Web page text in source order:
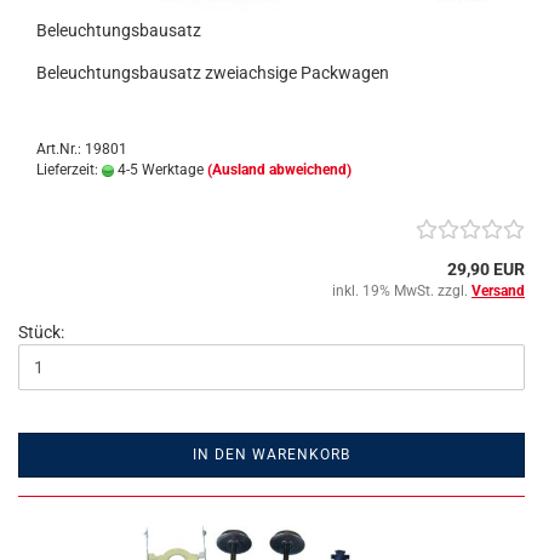
Beleuchtungsbausatz
Beleuchtungsbausatz zweiachsige Packwagen
Art.Nr.: 19801
Lieferzeit:
4-5 Werktage (Ausland abweichend)
29,90 EUR
inkl. 19% MwSt. zzgl. Versand
Stück:
IN DEN WARENKORB